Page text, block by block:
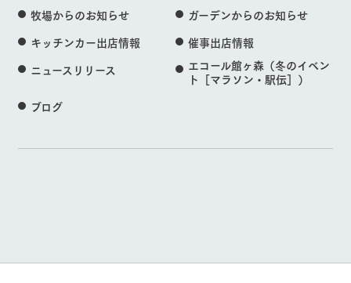
牧場からのお知らせ
ガーデンからのお知らせ
キッチンカー出店情報
催事出店情報
ニュースリリース
エコール館ヶ森（冬のイベン
ト［マラソン・駅伝］）
ブログ